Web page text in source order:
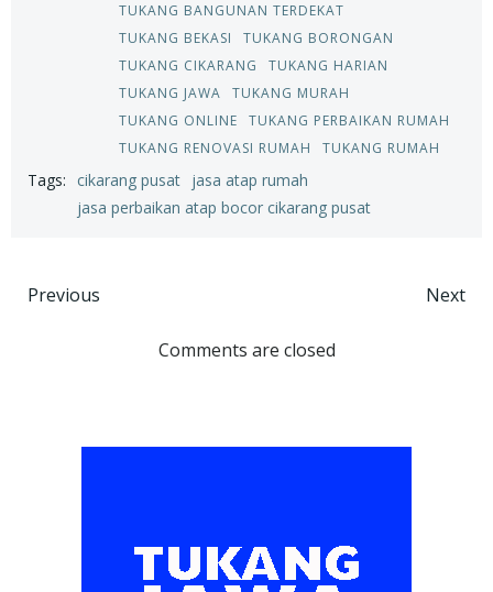
TUKANG BANGUNAN TERDEKAT
TUKANG BEKASI
TUKANG BORONGAN
TUKANG CIKARANG
TUKANG HARIAN
TUKANG JAWA
TUKANG MURAH
TUKANG ONLINE
TUKANG PERBAIKAN RUMAH
TUKANG RENOVASI RUMAH
TUKANG RUMAH
Tags: cikarang pusat jasa atap rumah
jasa perbaikan atap bocor cikarang pusat
Post
navigation
Previous
navigation
Next
Comments are closed